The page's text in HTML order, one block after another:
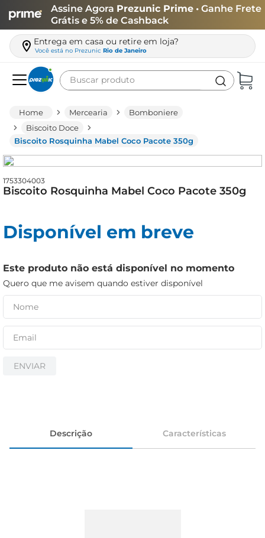
Assine Agora Prezunic Prime • Ganhe Frete
Grátis e 5% de Cashback
Entrega em casa ou retire em loja?
Você está no Prezunic Rio de Janeiro
Buscar produto
Mercearia
Bomboniere
Biscoito Doce
Biscoito Rosquinha Mabel Coco Pacote 350g
1753304003
Biscoito Rosquinha Mabel Coco Pacote 350g
Disponível em breve
Este produto não está disponível no momento
Quero que me avisem quando estiver disponível
ENVIAR
Descrição Características
leite
queijo
arroz
iogurte
papel higiênico
cerveja